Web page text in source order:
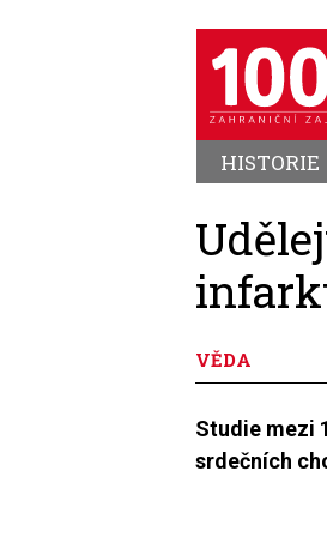
HISTORIE
VĚDA
Studie mezi
srdečních